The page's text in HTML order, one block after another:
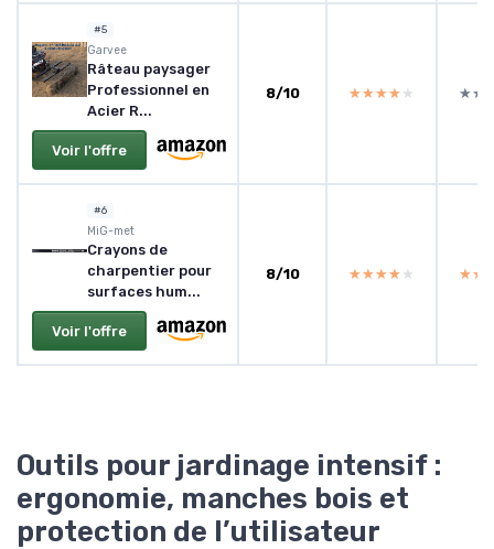
#5
Garvee
Râteau paysager
Professionnel en
Acier R...
Voir l'offre
8/10 ★★★★★
★★★★★
#6
MiG-met
Crayons de
charpentier pour
surfaces hum...
Voir l'offre
8/10 ★★★★★
★★★★★
Outils pour jardinage intensif :
ergonomie, manches bois et
protection de l’utilisateur